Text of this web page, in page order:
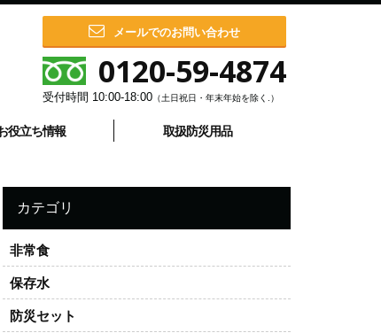
メールでのお問い合わせ
0120-59-4874
受付時間 10:00-18:00 （土日祝日・年末年始を除く.）
役立ち情報 取扱防災用品
カテゴリ
非常食
保存水
防災セット